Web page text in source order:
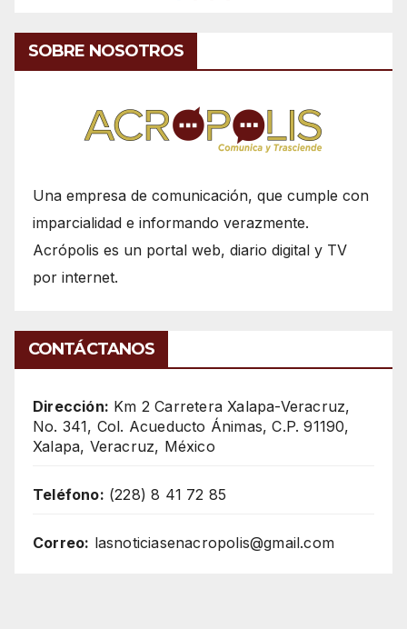
SOBRE NOSOTROS
Una empresa de comunicación, que cumple con
imparcialidad e informando verazmente.
Acrópolis es un portal web, diario digital y TV
por internet.
CONTÁCTANOS
Dirección: Km 2 Carretera Xalapa-Veracruz,
No. 341, Col. Acueducto Ánimas, C.P. 91190,
Xalapa, Veracruz, México
Teléfono: (228) 8 41 72 85
Correo: lasnoticiasenacropolis@gmail.com